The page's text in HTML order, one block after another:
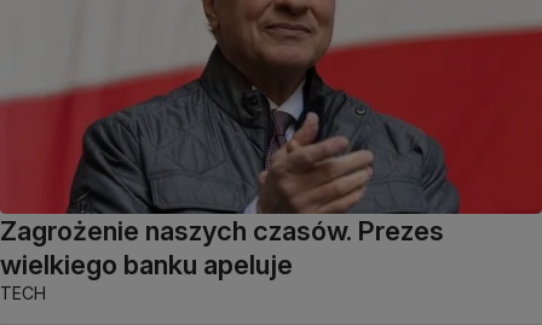
Zagrożenie naszych czasów. Prezes
wielkiego banku apeluje
TECH